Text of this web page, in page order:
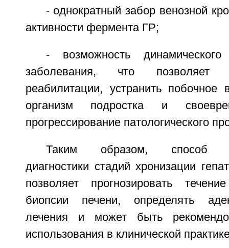
- однократный забор венозной
активности фермента ГР;
- возможность
заболевания, что позволяет
реабилитации, устранить побочное
организм подростка и
прогрессирование патологического
Таким образом, способ
диагностики стадий хронизации
позволяет прогнозировать
биопсии печени, определять
лечения и может быть
использования в клинической